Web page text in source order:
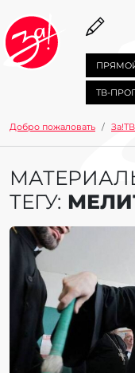
ТВ-
Добро пожаловать За!ТВ
ТЕГУ: